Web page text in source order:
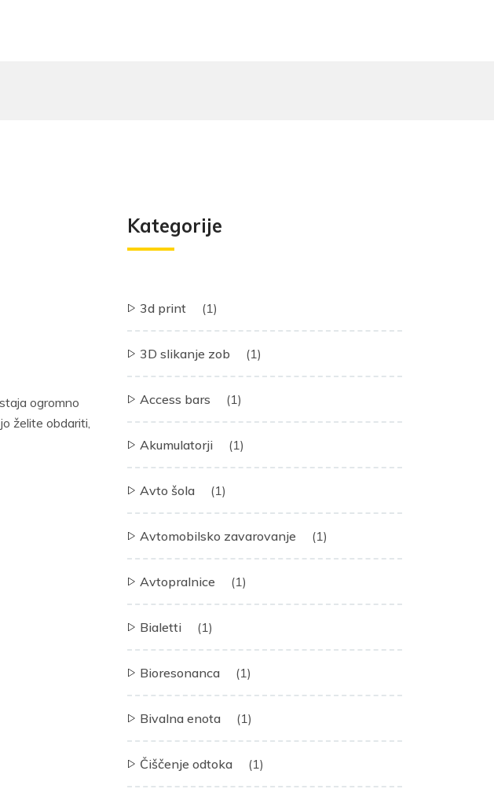
ogromno
želite obdariti,
Kategorije
3d print (1)
3D slikanje zob (1)
Access bars (1)
Akumulatorji (1)
Avto šola (1)
Avtomobilsko zavarovanje (1)
Avtopralnice (1)
Bialetti (1)
Bioresonanca (1)
Bivalna enota (1)
Čiščenje odtoka (1)